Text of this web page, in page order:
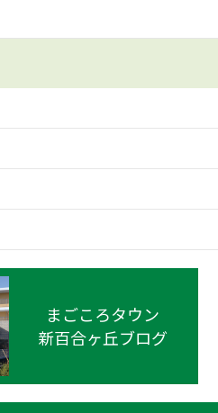
まごころタウン
新百合ヶ丘ブログ